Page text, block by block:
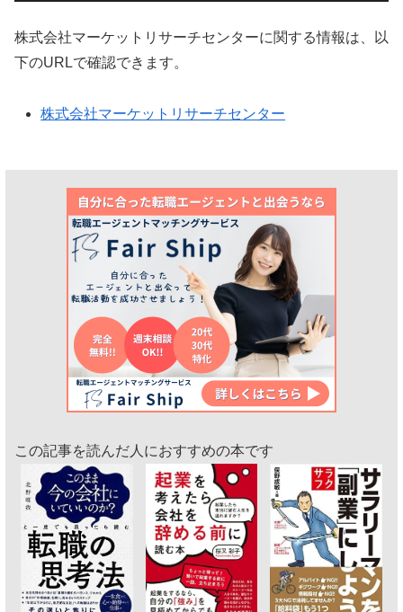
株式会社マーケットリサーチセンターに関する情報は、以
下のURLで確認できます。
株式会社マーケットリサーチセンター
この記事を読んだ人におすすめの本です